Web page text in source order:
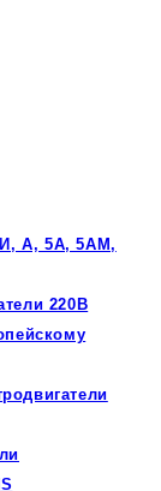
А, 5А, 5АМ,
220В